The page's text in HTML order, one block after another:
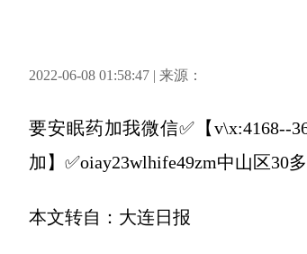
2022-06-08 01:58:47 | 来源：
要安眠药加我微信✅【v\x:4168--
加】✅oiay23wlhife49zm中山区30
本文转自：大连日报